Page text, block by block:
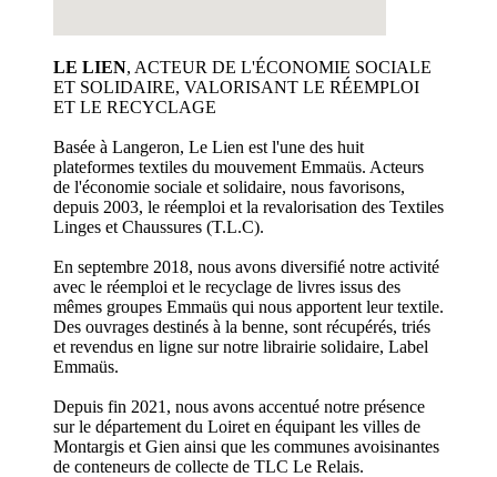
LE LIEN, ACTEUR DE L'ÉCONOMIE SOCIALE
ET SOLIDAIRE, VALORISANT LE RÉEMPLOI
ET LE RECYCLAGE
Basée à Langeron, Le Lien est l'une des huit
plateformes textiles du mouvement Emmaüs. Acteurs
de l'économie sociale et solidaire, nous favorisons,
depuis 2003, le réemploi et la revalorisation des Textiles
Linges et Chaussures (T.L.C).
En septembre 2018, nous avons diversifié notre activité
avec le réemploi et le recyclage de livres issus des
mêmes groupes Emmaüs qui nous apportent leur textile.
Des ouvrages destinés à la benne, sont récupérés, triés
et revendus en ligne sur notre librairie solidaire, Label
Emmaüs.
Depuis fin 2021, nous avons accentué notre présence
sur le département du Loiret en équipant les villes de
Montargis et Gien ainsi que les communes avoisinantes
de conteneurs de collecte de TLC Le Relais.